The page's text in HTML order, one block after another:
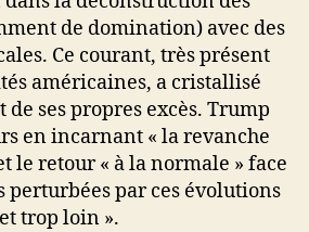
de domination) avec des
Ce courant, très présent
américaines, a cristallisé
ses propres excès. Trump
en incarnant « la revanche
le retour « à la normale » face
perturbées par ces évolutions
trop loin ».